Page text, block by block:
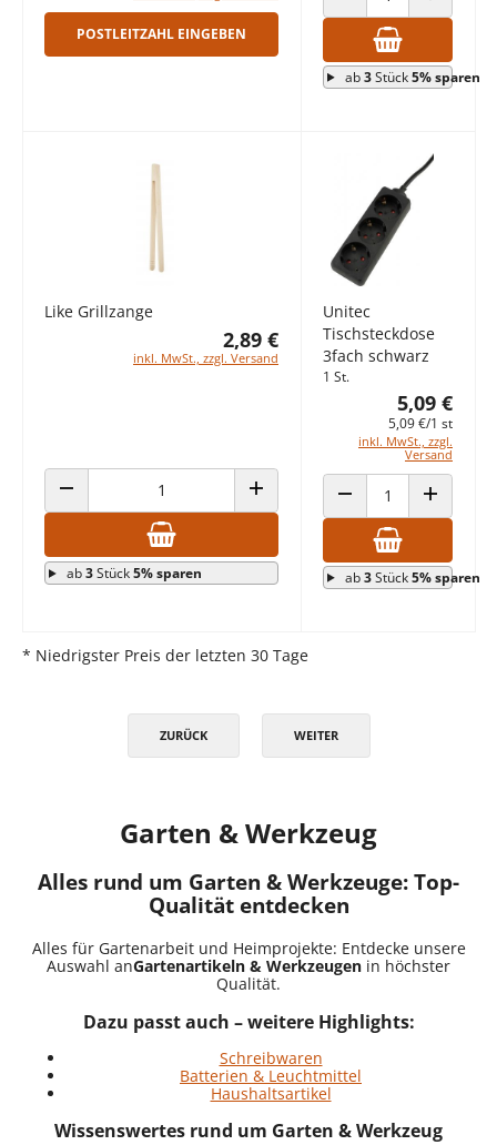
POSTLEITZAHL EINGEBEN
ANZAHL VERRINGERN
ANZAHL
ab3Stück5% sparen
Like Grillzange
2,89 €
inkl. MwSt., zzgl. Versand
ANZAHL VERRINGERN ANZAHL ERHÖHEN
ab3Stück5% sparen
Unitec
Tischsteckdose
3fach schwarz
1 St.
5,09 €
5,09 €/1 st
inkl. MwSt., zzgl.
Versand
ANZAHL VERRINGERN
ANZAHL
ab3Stück5% sparen
* Niedrigster Preis der letzten 30 Tage
ZURÜCK WEITER
Garten & Werkzeug
Alles rund um Garten & Werkzeuge: Top-
Qualität entdecken
Alles für Gartenarbeit und Heimprojekte: Entdecke unsere
Auswahl anGartenartikeln & Werkzeugen in höchster
Qualität.
Dazu passt auch – weitere Highlights:
Schreibwaren
Batterien & Leuchtmittel
Haushaltsartikel
Wissenswertes rund um Garten & Werkzeug